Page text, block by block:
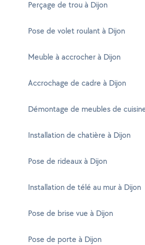
Perçage de trou à Dijon
Pose de volet roulant à Dijon
Meuble à accrocher à Dijon
Accrochage de cadre à Dijon
Démontage de meubles de
Installation de chatière à Dijon
Pose de rideaux à Dijon
Installation de télé au mur à Dijon
Pose de brise vue à Dijon
Pose de porte à Dijon